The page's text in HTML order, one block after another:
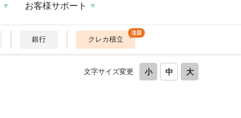
お客様サポート
銀行 クレカ積立
文字サイズ変更